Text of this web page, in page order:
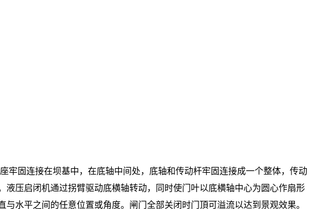
牢固连接在坝基中，在底轴中间处，底轴和传动杆牢固连接成一个整体，传动
压启闭机通过拐臂驱动底横轴转动，同时使门叶以底横轴中心为圆心作扇形
水平之间的任意位置或角度。闸门全部关闭时门頂可溢流以达到景观效果。